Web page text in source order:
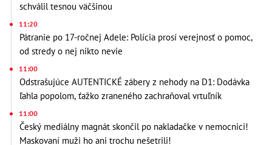
schválil tesnou väčšinou
11:20
Pátranie po 17-ročnej Adele: Polícia prosí verejnosť o pomoc,
od stredy o nej nikto nevie
11:00
Odstrašujúce AUTENTICKÉ zábery z nehody na D1: Dodávka
ľahla popolom, ťažko zraneného zachraňoval vrtuľník
11:00
Český mediálny magnát skončil po nakladačke v nemocnici!
Maskovaní muži ho ani trochu nešetrili!